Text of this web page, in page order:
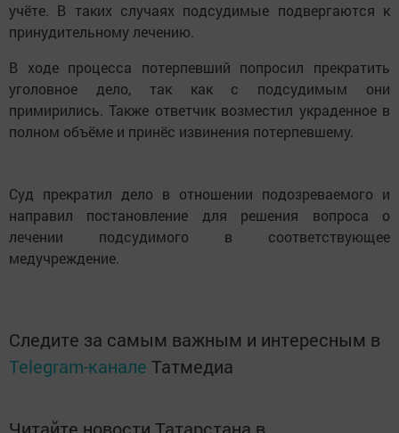
учёте. В таких случаях подсудимые подвергаются к
принудительному лечению.
В ходе процесса потерпевший попросил прекратить
уголовное дело, так как с подсудимым они
примирились. Также ответчик возместил украденное в
полном объёме и принёс извинения потерпевшему.
Суд прекратил дело в отношении подозреваемого и
направил постановление для решения вопроса о
лечении подсудимого в соответствующее
медучреждение.
Следите за самым важным и интересным в
Telegram-канале Татмедиа